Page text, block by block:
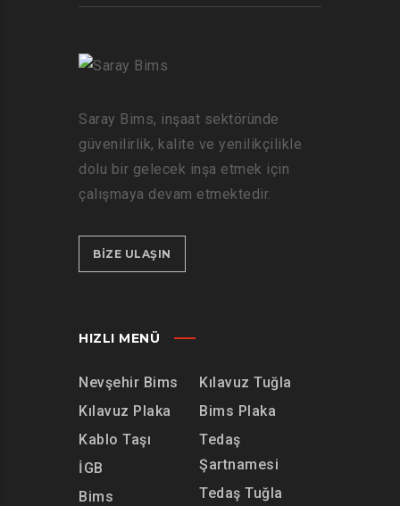
Saray Bims, inşaat sektöründe
güvenilirlik, kalite ve yenilikçilikle
dolu bir gelecek inşa etmek için
çalışmaya devam etmektedir.
BIZE ULAŞIN
HIZLI MENÜ
Nevşehir Bims
Kılavuz Plaka
Kablo Taşı
İGB
Bims
Kılavuz Tuğla
Bims Plaka
Tedaş
Şartnamesi
Tedaş Tuğla